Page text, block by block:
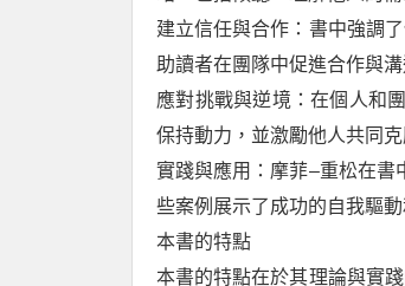
建立信任與合作：書中強調
助讀者在團隊中促進合作與
應對挑戰與逆境：在個人和
保持動力，並激勵他人共同
實踐與應用：摩菲–重松在書
些案例展示了成功的自我驅
本書的特點
本書的特點在於其理論與實